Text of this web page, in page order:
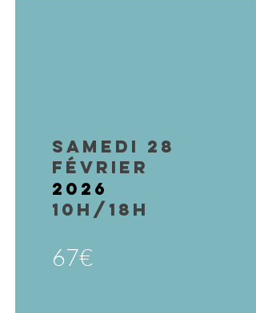
samedi 28
février
2026
10h/18H
67€